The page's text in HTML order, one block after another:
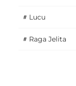
# Lucu
# Raga Jelita